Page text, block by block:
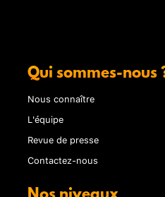
Qui sommes-nous
Nous connaître
L'équipe
Revue de presse
Contactez-nous